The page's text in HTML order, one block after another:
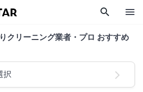
search menu
クリーニング業者・プロ おすすめ
択